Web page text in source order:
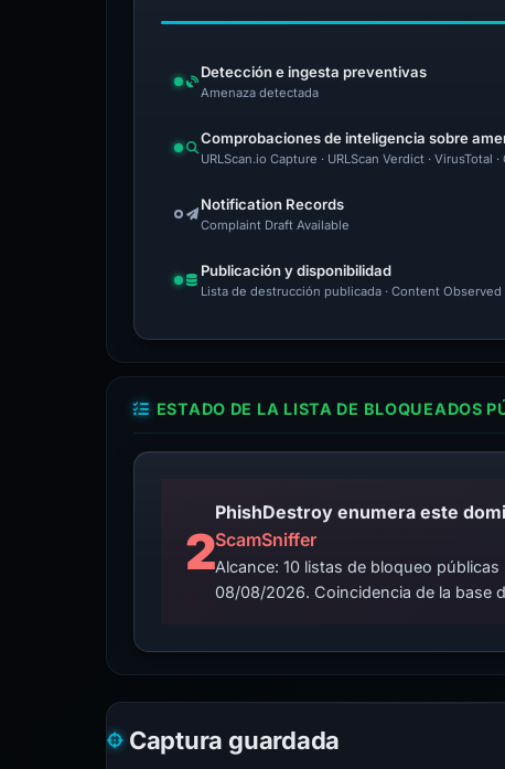
Detección e ingesta preventivas
Amenaza detectada
Comprobaciones de inteligencia sobre
URLScan.io Capture · URLScan Verdict ·
Notification Records
Complaint Draft Available
Publicación y disponibilidad
Lista de destrucción publicada · Content
ESTADO DE LA LISTA DE BLOQUEADOS
2ScamSniffer
Alcance: 10 listas de bloqueo
08/08/2026. Coincidencia de la base
Captura guardada